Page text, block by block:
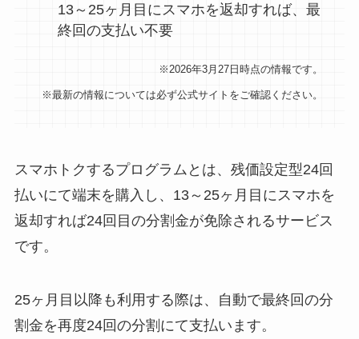
13～25ヶ月目にスマホを返却すれば、最
終回の支払い不要
※2026年3月27日時点の情報です。
※最新の情報については必ず公式サイトをご確認ください。
スマホトクするプログラムとは、残価設定型24回
払いにて端末を購入し、13～25ヶ月目にスマホを
返却すれば24回目の分割金が免除されるサービス
です。
25ヶ月目以降も利用する際は、自動で最終回の分
割金を再度24回の分割にて支払います。